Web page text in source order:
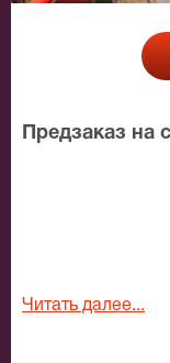
Предзаказ на
Читать далее...